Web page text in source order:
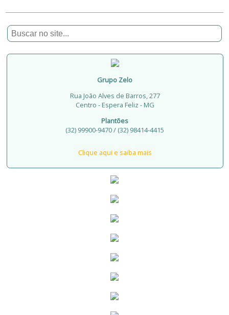
Grupo Zelo
Rua João Alves de Barros, 277
Centro - Espera Feliz - MG
Plantões
(32) 99900-9470 / (32) 98414-4415
Clique aqui e saiba mais